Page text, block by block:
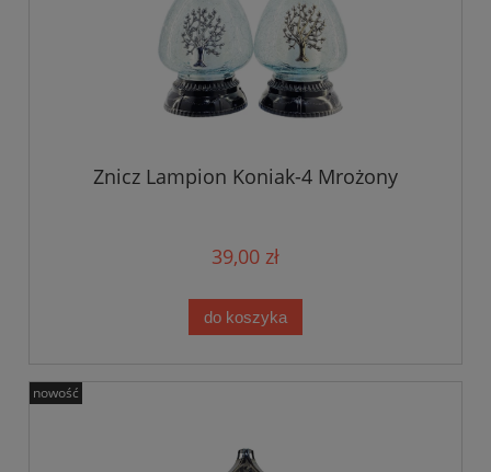
Znicz Lampion Koniak-4 Mrożony
39,00 zł
do koszyka
nowość